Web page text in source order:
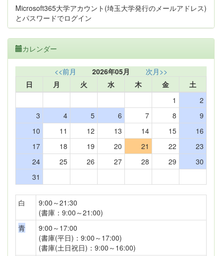
Microsoft365大学アカウント(埼玉大学発行のメールアドレス)
とパスワードでログイン
カレンダー
<<前月 2026年05月
次月>>
日
月 火 水 木 金
土
1
2
3
4 5 6 7 8
9
10
11 12 13 14 15
16
17
18 19 20 21 22
23
24
25 26 27 28 29
30
31
白
9:00～21:30
(書庫：9:00～21:00)
青
9:00～17:00
(書庫(平日)：9:00～17:00)
(書庫(土日祝日)：9:00～16:00)